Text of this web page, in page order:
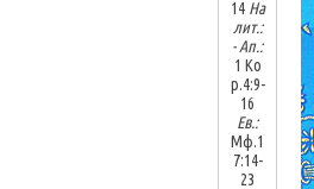
14На
лит.:
-Ап.:
1 Ко
р.4:9-
16
Ев.:
Мф.1
7:14-
23